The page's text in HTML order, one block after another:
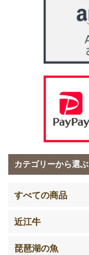
カテゴリーから選ぶ
すべての商品
近江牛
琵琶湖の魚